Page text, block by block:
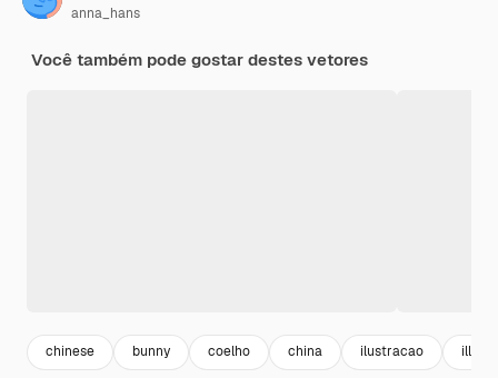
anna_hans
Você também pode gostar destes vetores
chinese bunny coelho china ilustracao